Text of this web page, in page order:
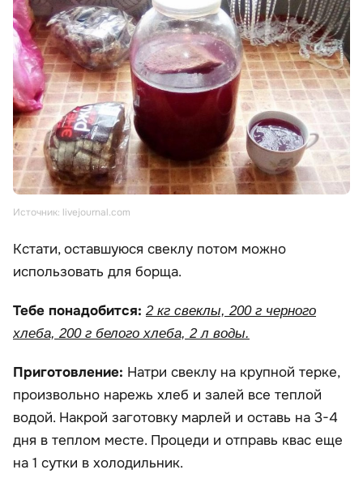
Источник: livejournal.com
Кстати, оставшуюся свеклу потом можно
использовать для борща.
Тебе понадобится: 2 кг свеклы, 200 г черного
хлеба, 200 г белого хлеба, 2 л воды.
Приготовление: Натри свеклу на крупной терке,
произвольно нарежь хлеб и залей все теплой
водой. Накрой заготовку марлей и оставь на 3-4
дня в теплом месте. Процеди и отправь квас еще
на 1 сутки в холодильник.